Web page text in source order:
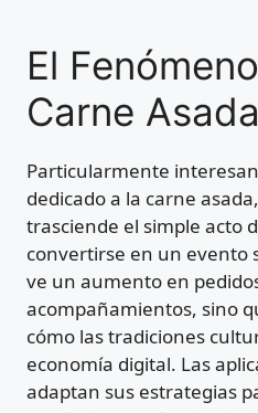
El
Carne Asada
Particularmente
dedicado a la carne
trasciende el simple acto
convertirse en un evento
ve un aumento en
acompañamientos, sino
cómo las tradiciones
economía digital. Las
adaptan sus estrategias